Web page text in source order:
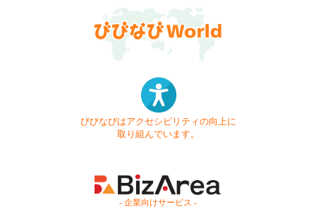
びびなびはアクセシビリティの向上に
取り組んでいます。
- 企業向けサービス -